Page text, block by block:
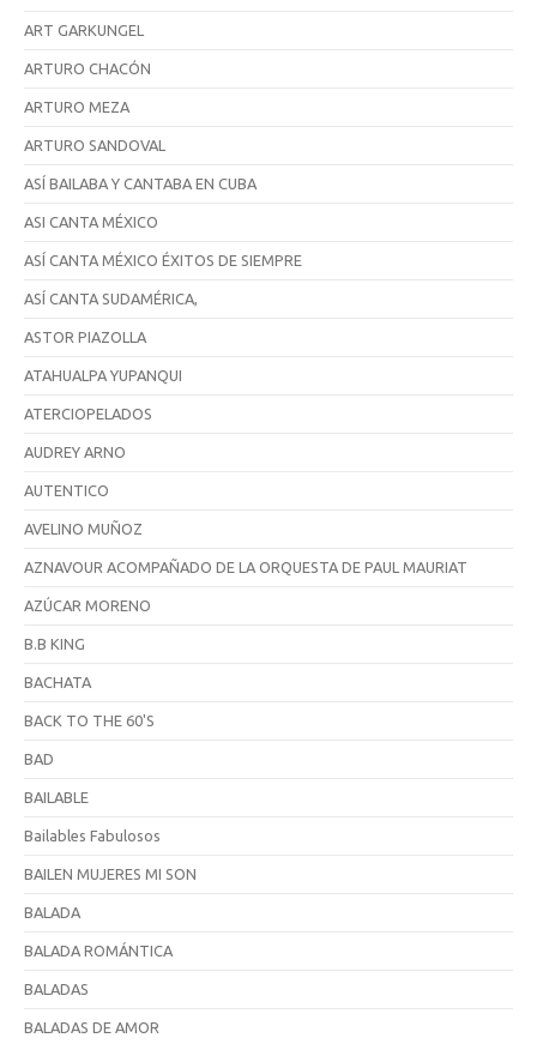
ART GARKUNGEL
ARTURO CHACÓN
ARTURO MEZA
ARTURO SANDOVAL
ASÍ BAILABA Y CANTABA EN CUBA
ASI CANTA MÉXICO
ASÍ CANTA MÉXICO ÉXITOS DE SIEMPRE
ASÍ CANTA SUDAMÉRICA,
ASTOR PIAZOLLA
ATAHUALPA YUPANQUI
ATERCIOPELADOS
AUDREY ARNO
AUTENTICO
AVELINO MUÑOZ
AZNAVOUR ACOMPAÑADO DE LA ORQUESTA DE PAUL MAURIAT
AZÚCAR MORENO
B.B KING
BACHATA
BACK TO THE 60'S
BAD
BAILABLE
Bailables Fabulosos
BAILEN MUJERES MI SON
BALADA
BALADA ROMÁNTICA
BALADAS
BALADAS DE AMOR